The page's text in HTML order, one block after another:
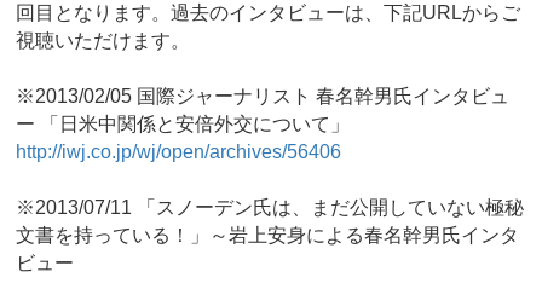
回目となります。過去のインタビューは、下記URLからご
視聴いただけます。
※2013/02/05 国際ジャーナリスト 春名幹男氏インタビュ
ー 「日米中関係と安倍外交について」
http://iwj.co.jp/wj/open/archives/56406
※2013/07/11 「スノーデン氏は、まだ公開していない極秘
文書を持っている！」～岩上安身による春名幹男氏インタ
ビュー